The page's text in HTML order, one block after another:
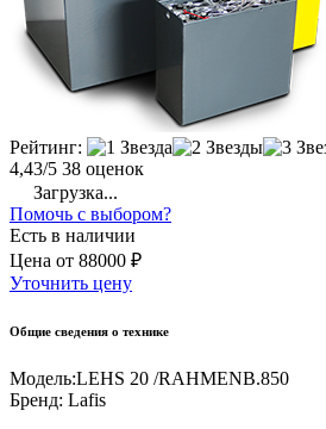
Рейтинг:
4,43/5 38 оценок
Загрузка...
Помочь с выбором?
Есть в наличии
Цена от 88000 ₽
Уточнить цену
Общие сведения о технике
Модель:LEHS 20 /RAHMENB.850
Бренд: Lafis